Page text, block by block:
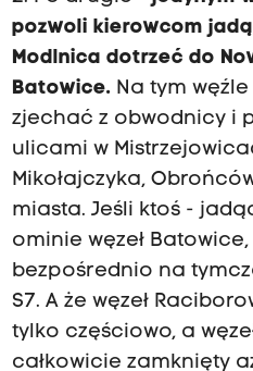
pozwoli kierowcom
Modlnica dotrzeć do
Batowice.Na tym
zjechać z obwodnicy i
ulicami w
Mikołajczyka,
miasta. Jeśli ktoś -
ominie węzeł
bezpośrednio na
S7. A że węzeł
tylko częściowo, a
całkowicie zamknięty